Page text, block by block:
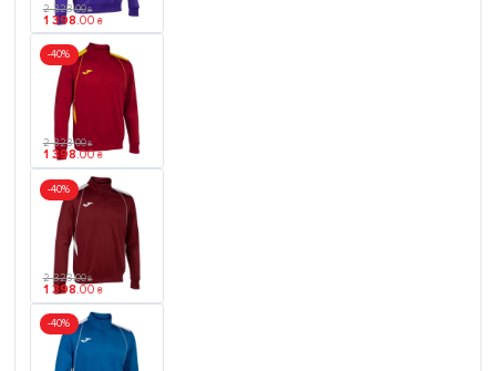
2 323.00 ₴
1 398.00 ₴
-40%
2 323.00 ₴
1 398.00 ₴
-40%
2 323.00 ₴
1 398.00 ₴
-40%